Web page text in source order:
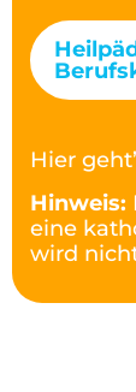
Hier
Hinweis:
eine
wird